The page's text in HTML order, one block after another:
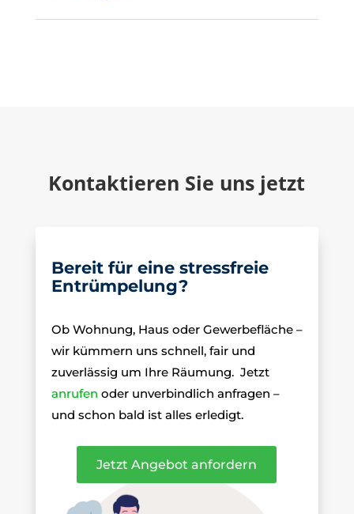
Kontaktieren Sie uns jetzt
Bereit für eine stressfreie
Entrümpelung?
Ob Wohnung, Haus oder Gewerbefläche –
wir kümmern uns schnell, fair und
zuverlässig um Ihre Räumung. Jetzt
anrufen oder unverbindlich anfragen –
und schon bald ist alles erledigt.
Jetzt Angebot anfordern